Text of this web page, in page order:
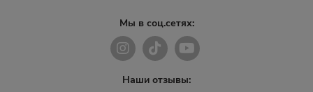
Мы в соц.сетях:
Наши отзывы: